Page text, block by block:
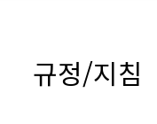
규정/지침